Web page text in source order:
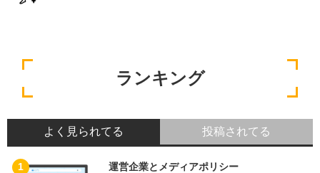
ランキング
よく見られてる 投稿されてる
運営企業とメディアポリシー